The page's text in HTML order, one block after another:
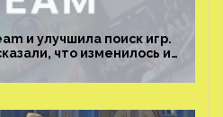
и улучшила поиск игр.
что изменилось и